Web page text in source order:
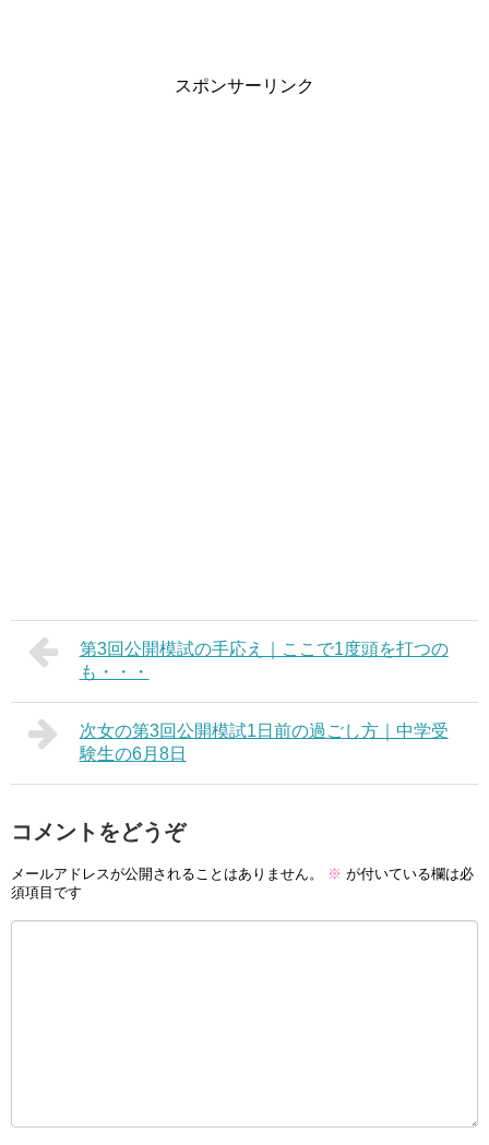
スポンサーリンク
第3回公開模試の手応え｜ここで1度頭を打つの
も・・・
次女の第3回公開模試1日前の過ごし方｜中学受
験生の6月8日
コメントをどうぞ
メールアドレスが公開されることはありません。 ※ が付いている欄は必
須項目です